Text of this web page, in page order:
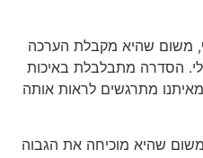
משום שהיא מקבלת הערכה
הסדרה מתבלבלת באיכות
מתרגשים לראות אותה
שהיא מוכיחה את הגבוה